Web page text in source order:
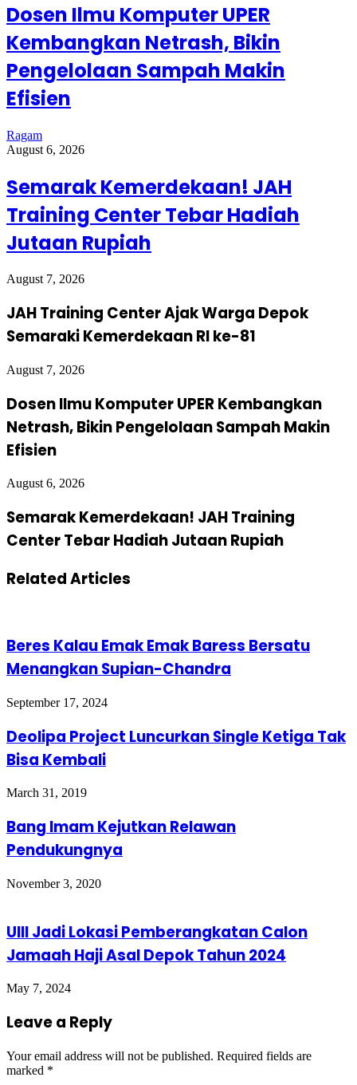
Dosen Ilmu Komputer UPER
Kembangkan Netrash, Bikin
Pengelolaan Sampah Makin
Efisien
Ragam
August 6, 2026
Semarak Kemerdekaan! JAH
Training Center Tebar Hadiah
Jutaan Rupiah
August 7, 2026
JAH Training Center Ajak Warga Depok
Semaraki Kemerdekaan RI ke-81
August 7, 2026
Dosen Ilmu Komputer UPER Kembangkan
Netrash, Bikin Pengelolaan Sampah Makin
Efisien
August 6, 2026
Semarak Kemerdekaan! JAH Training
Center Tebar Hadiah Jutaan Rupiah
Related Articles
Beres Kalau Emak Emak Baress Bersatu
Menangkan Supian-Chandra
September 17, 2024
Deolipa Project Luncurkan Single Ketiga Tak
Bisa Kembali
March 31, 2019
Bang Imam Kejutkan Relawan
Pendukungnya
November 3, 2020
UIII Jadi Lokasi Pemberangkatan Calon
Jamaah Haji Asal Depok Tahun 2024
May 7, 2024
Leave a Reply
Your email address will not be published. Required fields are
marked *